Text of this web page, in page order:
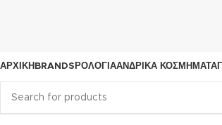
ΑΡΧΙΚΗ BRANDS ΡΟΛΌΓΙΑΑΝΔΡΙΚΆ ΚΟΣΜΉΜΑΤΑ